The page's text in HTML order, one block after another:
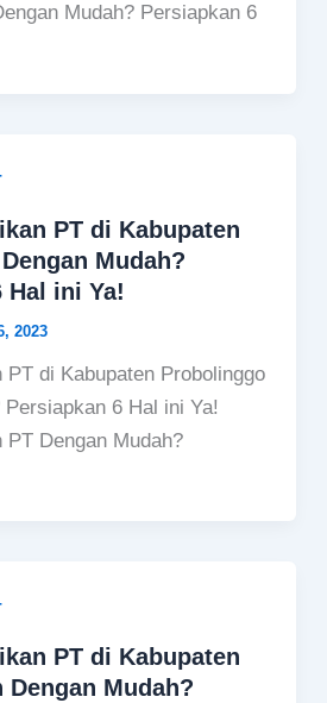
Mudah? Persiapkan 6
PT di Kabupaten
Mudah?
Hal ini Ya!
2023
PT di Kabupaten Probolinggo
Persiapkan 6 Hal ini Ya!
Dengan Mudah?
PT di Kabupaten
Dengan Mudah?